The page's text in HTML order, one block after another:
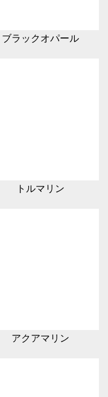
ブラックオパール
トルマリン
アクアマリン